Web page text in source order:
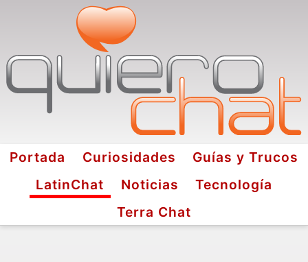
Portada Curiosidades
Guías y Trucos
LatinChat
Noticias
Tecnología
Terra Chat